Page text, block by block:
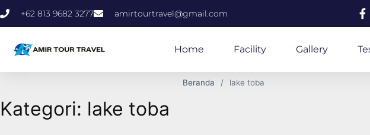
+62 813 9682 3277 amirtourtravel@gmail.com
Home Facility Gallery
Beranda lake toba
Kategori: lake toba